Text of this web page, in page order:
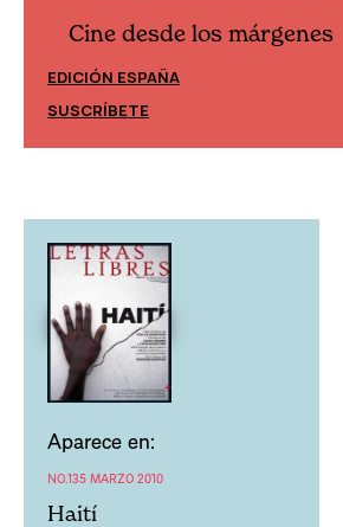
Cine desde los márgenes
EDICIÓN ESPAÑA
SUSCRÍBETE
Aparece en:
NO.135 MARZO 2010
Haití